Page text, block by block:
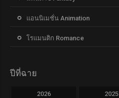
แอนนิเมชั่น Animation
โรแมนติก Romance
ปีที่ฉาย
2026 2025